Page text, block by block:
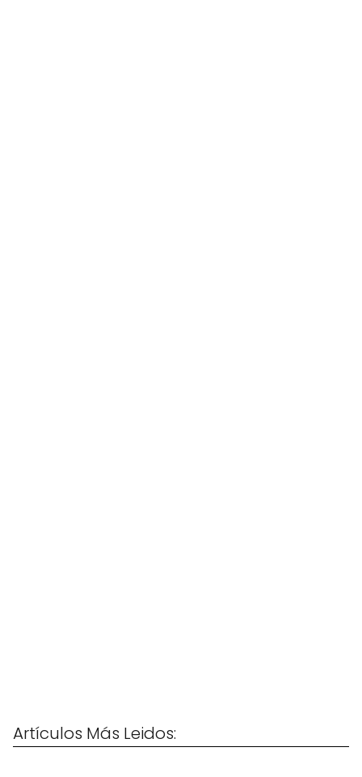
Artículos Más Leidos: